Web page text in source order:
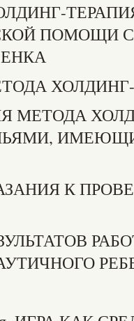
ПОМОЩИ
МЕТОДА
К